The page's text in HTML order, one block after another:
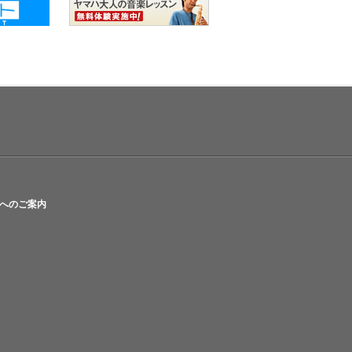
のご案内